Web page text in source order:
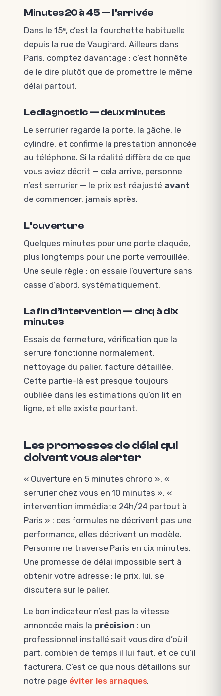
Minutes 20 à 45 — l’arrivée
Dans le 15ᵉ, c’est la fourchette habituelle
depuis la rue de Vaugirard. Ailleurs dans
Paris, comptez davantage : c’est honnête
de le dire plutôt que de promettre le même
délai partout.
Le diagnostic — deux minutes
Le serrurier regarde la porte, la gâche, le
cylindre, et confirme la prestation annoncée
au téléphone. Si la réalité diffère de ce que
vous aviez décrit — cela arrive, personne
n’est serrurier — le prix est réajusté avant
de commencer, jamais après.
L’ouverture
Quelques minutes pour une porte claquée,
plus longtemps pour une porte verrouillée.
Une seule règle : on essaie l’ouverture sans
casse d’abord, systématiquement.
La fin d’intervention — cinq à dix
minutes
Essais de fermeture, vérification que la
serrure fonctionne normalement,
nettoyage du palier, facture détaillée.
Cette partie-là est presque toujours
oubliée dans les estimations qu’on lit en
ligne, et elle existe pourtant.
Les promesses de délai qui
doivent vous alerter
« Ouverture en 5 minutes chrono », «
serrurier chez vous en 10 minutes », «
intervention immédiate 24h/24 partout à
Paris » : ces formules ne décrivent pas une
performance, elles décrivent un modèle.
Personne ne traverse Paris en dix minutes.
Une promesse de délai impossible sert à
obtenir votre adresse ; le prix, lui, se
discutera sur le palier.
Le bon indicateur n’est pas la vitesse
annoncée mais la précision : un
professionnel installé sait vous dire d’où il
part, combien de temps il lui faut, et ce qu’il
facturera. C’est ce que nous détaillons sur
notre page éviter les arnaques.